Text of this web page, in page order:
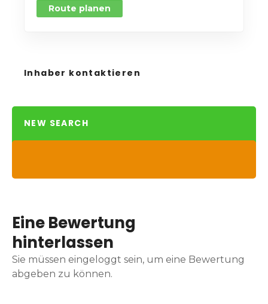
Route planen
Inhaber kontaktieren
NEW SEARCH
Eine Bewertung
hinterlassen
Sie müssen eingeloggt sein, um eine Bewertung
abgeben zu können.